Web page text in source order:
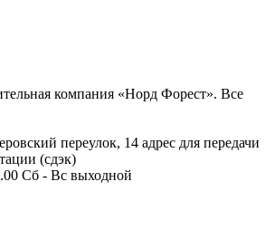
компания «Норд Форест». Все
переулок, 14 адрес для передачи
(сдэк)
Сб - Вс выходной